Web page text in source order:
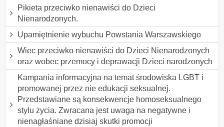
Pikieta przeciwko nienawiści do Dzieci
Nienarodzonych.
Upamiętnienie wybuchu Powstania Warszawskiego
Wiec przeciwko nienawiści do Dzieci Nienarodzonych
oraz wobec przemocy i deprawacji Dzieci narodzonych
Kampania informacyjna na temat środowiska LGBT i
promowanej przez nie edukacji seksualnej.
Przedstawiane są konsekwencje homoseksualnego
stylu życia. Zwracana jest uwaga na negatywne i
nienagłaśniane dzisiaj skutki promocji